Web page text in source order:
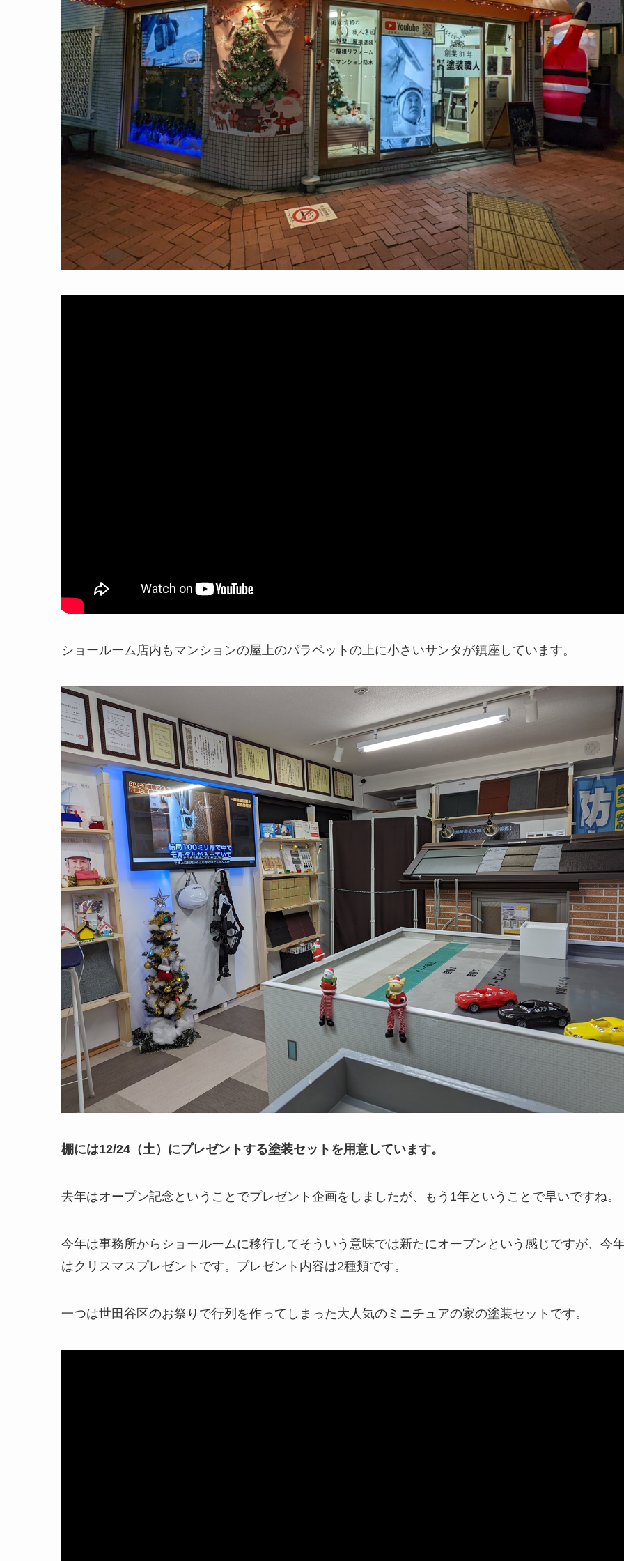
ショールーム店内もマンションの屋上のパラペットの上に小さいサンタが鎮座しています。
棚には12/24（土）にプレゼントする塗装セットを用意しています。
去年はオープン記念ということでプレゼント企画をしましたが、もう1年ということで早いですね。
今年は事務所からショールームに移行してそういう意味では新たにオープンという感じですが、今
はクリスマスプレゼントです。プレゼント内容は2種類です。
一つは世田谷区のお祭りで行列を作ってしまった大人気のミニチュアの家の塗装セットです。